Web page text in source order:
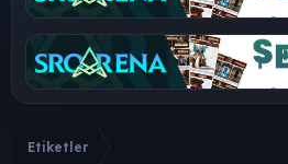
Etiketler